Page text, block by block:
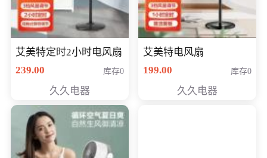
艾美特定时2小时电风扇
239.00
库存0
久久电器
艾美特电风扇
199.00
库存0
久久电器